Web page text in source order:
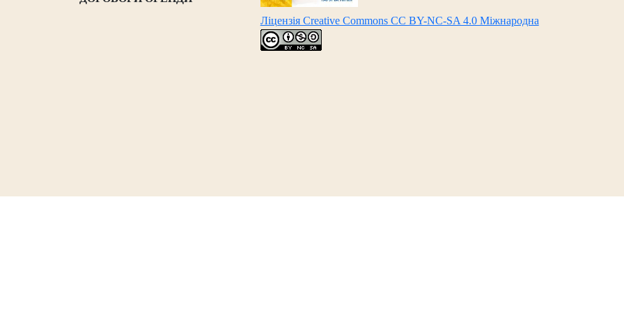
Ліцензія Creative Commons CC BY-NC-SA 4.0 Міжнародна